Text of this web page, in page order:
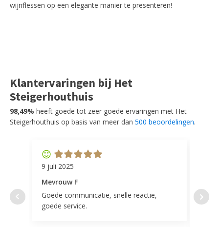
wijnflessen op een elegante manier te presenteren!
Klantervaringen bij Het
Steigerhouthuis
98,49% heeft goede tot zeer goede ervaringen met Het
Steigerhouthuis op basis van meer dan 500 beoordelingen.
9 juli 2025
Mevrouw F
Goede communicatie, snelle reactie,
goede service.
door